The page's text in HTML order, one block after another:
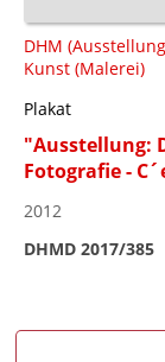
DHM
Kunst (Malerei)
Plakat
"Ausstellung:
Fotografie -
2012
DHMD 2017/385